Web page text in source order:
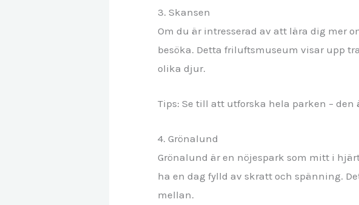
3. Skansen
Om du är intresserad av att lära dig mer
besöka. Detta friluftsmuseum visar upp
olika djur.
Tips: Se till att utforska hela parken – den
4. Grönalund
Grönalund är en nöjespark som mitt i
ha en dag fylld av skratt och spänning.
mellan.